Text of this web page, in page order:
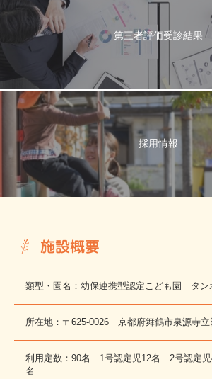
施設概要
類型・園名：幼保連携型認定こども園 タン
所在地：〒625-0026 京都府舞鶴市泉源寺立
利用定数：90名 1号認定児12名 2号認定
名
第三者評価受診結果
採用情報